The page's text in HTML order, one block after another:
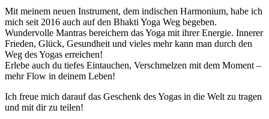
Mit meinem neuen Instrument, dem indischen Harmonium, habe ich
mich seit 2016 auch auf den Bhakti Yoga Weg begeben.
Wundervolle Mantras bereichern das Yoga mit ihrer Energie. Innerer
Frieden, Glück, Gesundheit und vieles mehr kann man durch den
Weg des Yogas erreichen!
Erlebe auch du tiefes Eintauchen, Verschmelzen mit dem Moment –
mehr Flow in deinem Leben!
Ich freue mich darauf das Geschenk des Yogas in die Welt zu tragen
und mit dir zu teilen!